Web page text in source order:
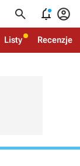
  
Listy Recenzje